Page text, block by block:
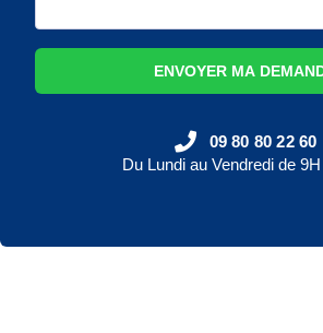
ENVOYER MA
09 80 80 22 60
Du Lundi au Vendredi de